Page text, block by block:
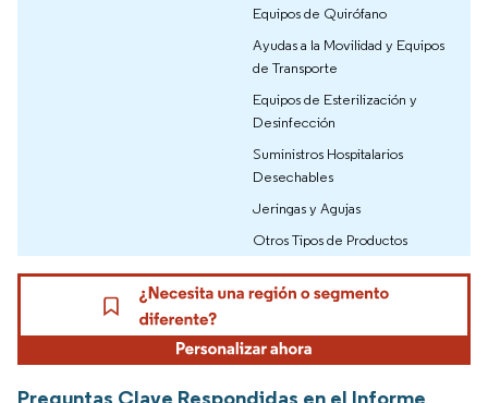
Equipos de Quirófano
Ayudas a la Movilidad y Equipos
de Transporte
Equipos de Esterilización y
Desinfección
Suministros Hospitalarios
Desechables
Jeringas y Agujas
Otros Tipos de Productos